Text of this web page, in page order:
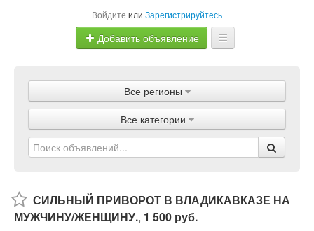
Войдите или Зарегистрируйтесь
Добавить объявление
Объявления
Магазины
Услуги
Все регионы
Все категории
СИЛЬНЫЙ ПРИВОРОТ В ВЛАДИКАВКАЗЕ НА
МУЖЧИНУ/ЖЕНЩИНУ., 1 500 руб.